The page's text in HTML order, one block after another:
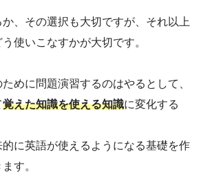
、その選択も大切ですが、それ以上
使いこなすかが大切です。
めに問題演習するのはやるとして、
覚えた知識を使える知識に変化する
に英語が使えるようになる基礎を作
す。